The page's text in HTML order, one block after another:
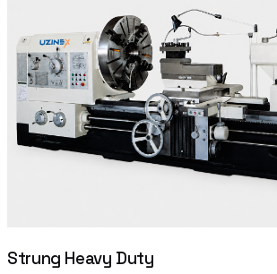
Strung Heavy Duty